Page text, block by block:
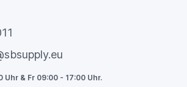
Uhr & Fr 09:00 - 17:00 Uhr.